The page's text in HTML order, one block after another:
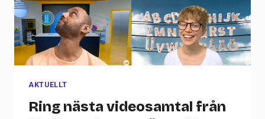
AKTUELLT
Ring nästa videosamtal från